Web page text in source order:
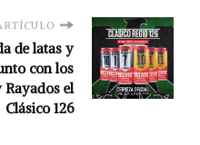
de latas y
con los
el
Clásico 126